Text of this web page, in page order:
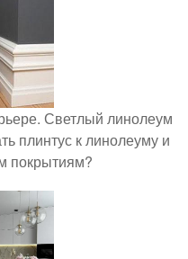
Светлый линолеум
плинтус к линолеуму и
покрытиям?